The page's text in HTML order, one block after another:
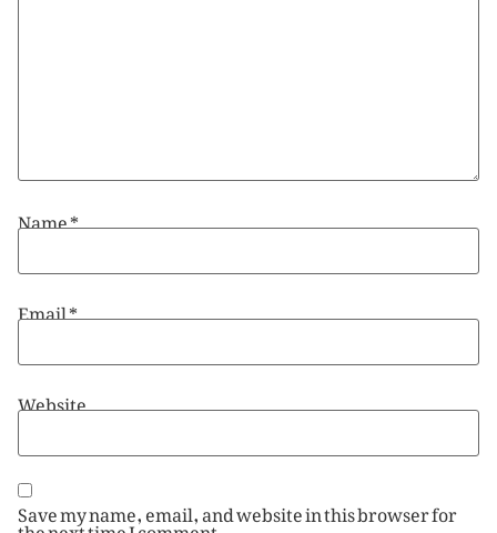
Name*
Email*
Website
Save my name, email, and website in this browser for